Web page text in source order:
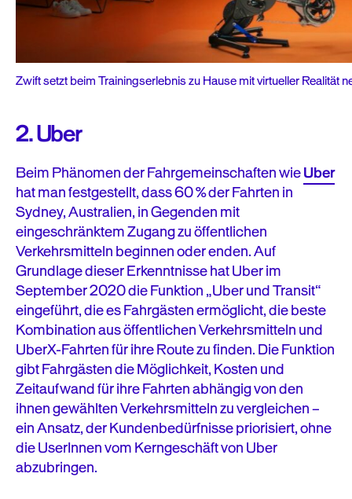
Zwift setzt beim Trainingserlebnis zu Hause mit virtueller Realität
2. Uber
Beim Phänomen der Fahrgemeinschaften wieUber
hat man festgestellt, dass 60 % der Fahrten in
Sydney, Australien, in Gegenden mit
eingeschränktem Zugang zu öffentlichen
Verkehrsmitteln beginnen oder enden. Auf
Grundlage dieser Erkenntnisse hat Uber im
September 2020 die Funktion „Uber und Transit“
eingeführt, die es Fahrgästen ermöglicht, die beste
Kombination aus öffentlichen Verkehrsmitteln und
UberX-Fahrten für ihre Route zu finden. Die Funktion
gibt Fahrgästen die Möglichkeit, Kosten und
Zeitaufwand für ihre Fahrten abhängig von den
ihnen gewählten Verkehrsmitteln zu vergleichen –
ein Ansatz, der Kundenbedürfnisse priorisiert, ohne
die UserInnen vom Kerngeschäft von Uber
abzubringen.